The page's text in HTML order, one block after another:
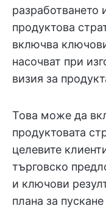
разработването
продуктова
включва
насочват при
визия за
Това може да
продуктовата
целевите
търговско
и ключови
плана за